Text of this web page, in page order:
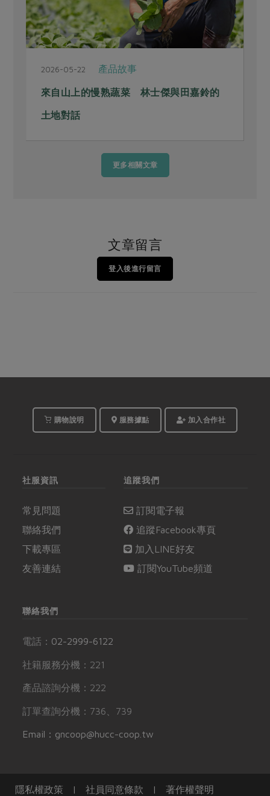
2026-05-22 產品故事
來自山上的慢熟蔬菜 林士傑與田嘉鈴的
土地對話
更多相關文章
文章留言
登入後進行留言
購物說明 服務據點 加入合作社
社服資訊
常見問題
聯絡我們
下載專區
友善連結
追蹤我們
訂閱電子報
追蹤Facebook專頁
加入LINE好友
訂閱YouTube頻道
聯絡我們
電話： 02-2999-6122
社籍服務分機：221
產品諮詢分機：222
訂單查詢分機：736、739
Email：gncoop@hucc-coop.tw
隱私權政策 | 社員同意條款 | 著作權聲明